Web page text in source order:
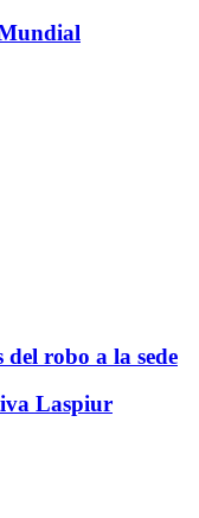
del robo a la sede
Laspiur